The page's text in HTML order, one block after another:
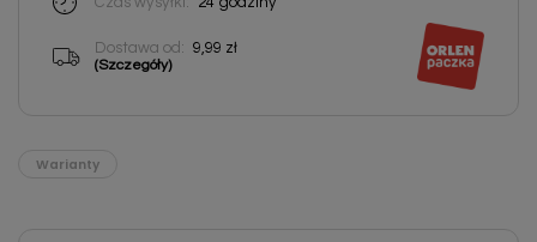
Dostawa od: 9,99 zł
(Szczegóły)
Warianty